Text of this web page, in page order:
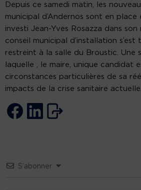
Depuis ce samedi matin, les
municipal d’Andernos sont en
investi Jean-Yves Rosazza dans son
conseil municipal d’installation s’est
restreint à la salle du Broustic. Une
laquelle , le maire, unique candidat
circonstances particulières de sa
impacts de la crise sanitaire actuelle.
S’abonner